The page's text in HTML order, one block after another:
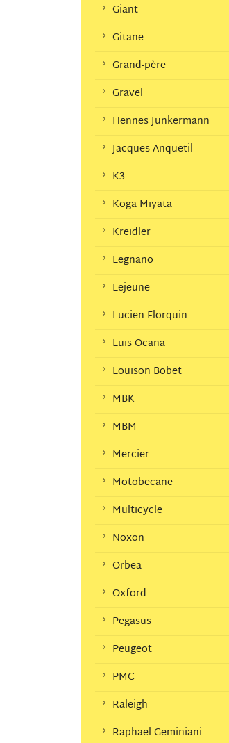
Giant
Gitane
Grand-père
Gravel
Hennes Junkermann
Jacques Anquetil
K3
Koga Miyata
Kreidler
Legnano
Lejeune
Lucien Florquin
Luis Ocana
Louison Bobet
MBK
MBM
Mercier
Motobecane
Multicycle
Noxon
Orbea
Oxford
Pegasus
Peugeot
PMC
Raleigh
Raphael Geminiani